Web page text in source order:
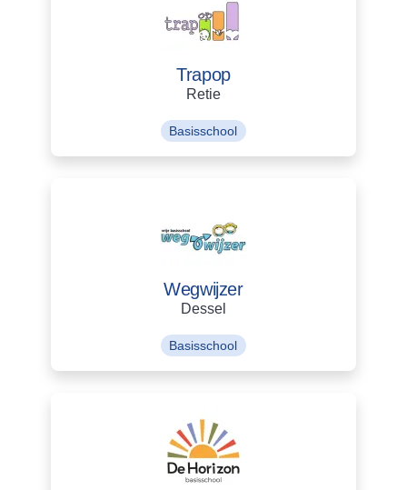
Trapop
Retie
Basisschool
Wegwijzer
Dessel
Basisschool